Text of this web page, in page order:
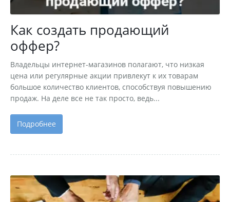
Как создать продающий
оффер?
Владельцы интернет-магазинов полагают, что низкая
цена или регулярные акции привлекут к их товарам
большое количество клиентов, способствуя повышению
продаж. На деле все не так просто, ведь...
Подробнее